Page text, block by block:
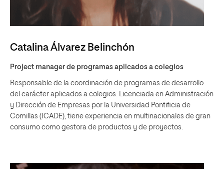
Catalina Álvarez Belinchón
Project manager de programas aplicados a colegios
Responsable de la coordinación de programas de desarrollo
del carácter aplicados a colegios. Licenciada en Administración
y Dirección de Empresas por la Universidad Pontificia de
Comillas (ICADE), tiene experiencia en multinacionales de gran
consumo como gestora de productos y de proyectos.